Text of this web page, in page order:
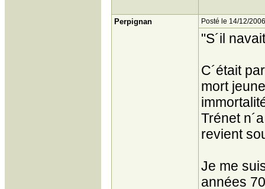
Perpignan Posté le 14/12/
"S´il
C´était
mort
Trénet
revient
Je me
années